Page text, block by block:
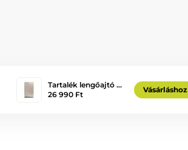
Tartalék lengőajtó …
26 990 Ft
Vásárláshoz